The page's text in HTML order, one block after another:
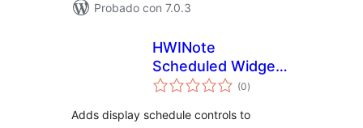
Probado con 7.0.3
HWINote
Scheduled Widget
Display Control
(0total
de
)
Adds display schedule controls to